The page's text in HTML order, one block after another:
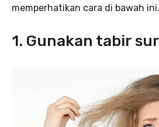
memperhatikan cara di bawah ini.
1. Gunakan tabir